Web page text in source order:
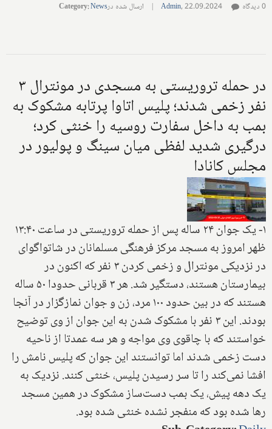
Admin,22.09.2024
| ارسال شده در Category:News 0 دیدگاه
در حمله تروریستی به مسجدی در مونترال ۳
نفر زخمی شدند؛ پلیس اتاوا پرتابه مشکوک به
بمب به داخل سفارت روسیه را خنثی کرد؛
درگیری شدید لفظی میان سینگ و پولیور در
مجلس کانادا
۱- یک جوان ۲۴ ساله پس از حمله تروریستی در ساعت ۱۳:۴۰
ظهر امروز به مسجد مرکز فرهنگی مسلمانان در شاتواگوای
در نزدیکی مونترال و زخمی کردن ۳ نفر که اکنون در
بیمارستان هستند، دستگیر شد. هر ۳ قربانی حدودا ۵۰ ساله
هستند که در بین حدود ۱۰۰ مرد، زن و جوان نمازگزار در آنجا
بودند. این ۳ نفر با مشکوک شدن به این جوان از وی توضیح
خواستند که با چاقوی وی مواجه و هر سه عمدتا از ناحیه
دست زخمی شدند اما توانستند این جوان که پلیس نامش را
افشا نمی‌کند را تا سر رسیدن پلیس، خنثی کنند. نزدیک به
یک دهه پیش، یک بمب دست‌ساز مشکوک در همین مسجد
رها شده بود که منفجر نشده خنثی شده بود.